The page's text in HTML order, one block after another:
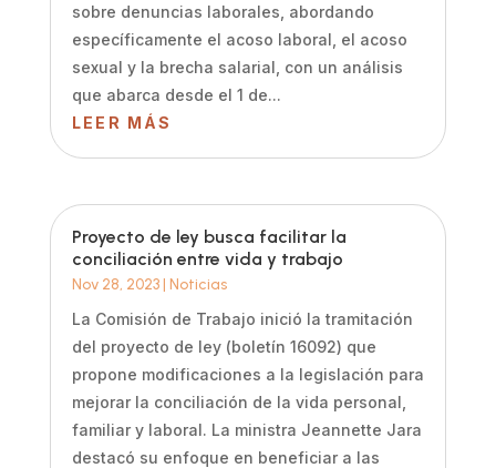
sobre denuncias laborales, abordando
específicamente el acoso laboral, el acoso
sexual y la brecha salarial, con un análisis
que abarca desde el 1 de...
LEER MÁS
Proyecto de ley busca facilitar la
conciliación entre vida y trabajo
Nov 28, 2023| Noticias
La Comisión de Trabajo inició la tramitación
del proyecto de ley (boletín 16092) que
propone modificaciones a la legislación para
mejorar la conciliación de la vida personal,
familiar y laboral. La ministra Jeannette Jara
destacó su enfoque en beneficiar a las